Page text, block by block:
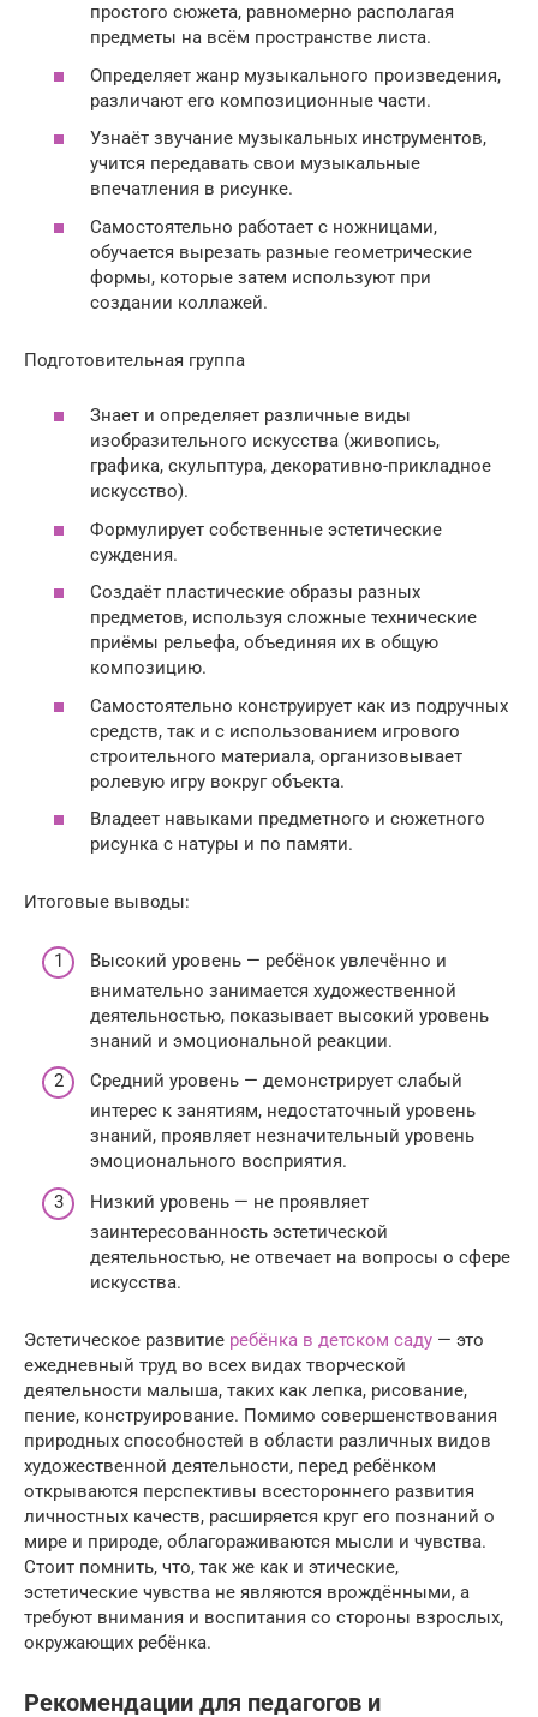
простого сюжета, равномерно располагая
предметы на всём пространстве листа.
Определяет жанр музыкального произведения,
различают его композиционные части.
Узнаёт звучание музыкальных инструментов,
учится передавать свои музыкальные
впечатления в рисунке.
Самостоятельно работает с ножницами,
обучается вырезать разные геометрические
формы, которые затем используют при
создании коллажей.
Подготовительная группа
Знает и определяет различные виды
изобразительного искусства (живопись,
графика, скульптура, декоративно-прикладное
искусство).
Формулирует собственные эстетические
суждения.
Создаёт пластические образы разных
предметов, используя сложные технические
приёмы рельефа, объединяя их в общую
композицию.
Самостоятельно конструирует как из подручных
средств, так и с использованием игрового
строительного материала, организовывает
ролевую игру вокруг объекта.
Владеет навыками предметного и сюжетного
рисунка с натуры и по памяти.
Итоговые выводы:
Высокий уровень — ребёнок увлечённо и
внимательно занимается художественной
деятельностью, показывает высокий уровень
знаний и эмоциональной реакции.
Средний уровень — демонстрирует слабый
интерес к занятиям, недостаточный уровень
знаний, проявляет незначительный уровень
эмоционального восприятия.
Низкий уровень — не проявляет
заинтересованность эстетической
деятельностью, не отвечает на вопросы о сфере
искусства.
Эстетическое развитие ребёнка в детском саду — это
ежедневный труд во всех видах творческой
деятельности малыша, таких как лепка, рисование,
пение, конструирование. Помимо совершенствования
природных способностей в области различных видов
художественной деятельности, перед ребёнком
открываются перспективы всестороннего развития
личностных качеств, расширяется круг его познаний о
мире и природе, облагораживаются мысли и чувства.
Стоит помнить, что, так же как и этические,
эстетические чувства не являются врождёнными, а
требуют внимания и воспитания со стороны взрослых,
окружающих ребёнка.
Рекомендации для педагогов и